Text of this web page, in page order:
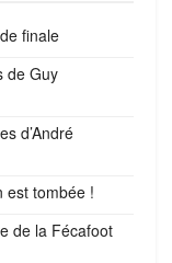
finale
de Guy
d’André
est tombée !
de la Fécafoot